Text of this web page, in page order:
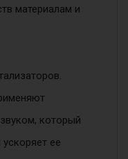
материалам и
который
ее